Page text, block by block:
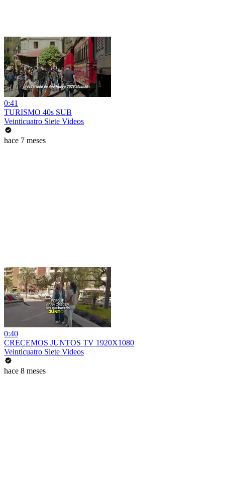
0:41
TURISMO 40s SUB
Veinticuatro Siete Videos
hace 7 meses
0:40
CRECEMOS JUNTOS TV 1920X1080
Veinticuatro Siete Videos
hace 8 meses